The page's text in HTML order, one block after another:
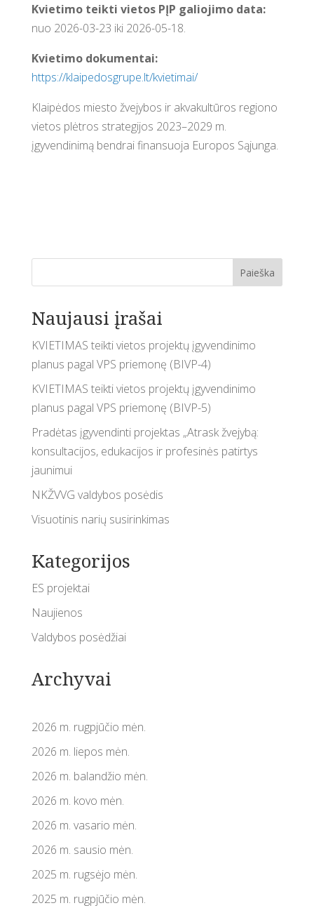
Kvietimo teikti vietos PĮP galiojimo data:
nuo 2026-03-23 iki 2026-05-18.
Kvietimo dokumentai:
https://klaipedosgrupe.lt/kvietimai/
Klaipėdos miesto žvejybos ir akvakultūros regiono
vietos plėtros strategijos 2023–2029 m.
įgyvendinimą bendrai finansuoja Europos Sąjunga.
Paieška
Naujausi įrašai
KVIETIMAS teikti vietos projektų įgyvendinimo
planus pagal VPS priemonę (BIVP-4)
KVIETIMAS teikti vietos projektų įgyvendinimo
planus pagal VPS priemonę (BIVP-5)
Pradėtas įgyvendinti projektas „Atrask žvejybą:
konsultacijos, edukacijos ir profesinės patirtys
jaunimui
NKŽVVG valdybos posėdis
Visuotinis narių susirinkimas
Kategorijos
ES projektai
Naujienos
Valdybos posėdžiai
Archyvai
2026 m. rugpjūčio mėn.
2026 m. liepos mėn.
2026 m. balandžio mėn.
2026 m. kovo mėn.
2026 m. vasario mėn.
2026 m. sausio mėn.
2025 m. rugsėjo mėn.
2025 m. rugpjūčio mėn.